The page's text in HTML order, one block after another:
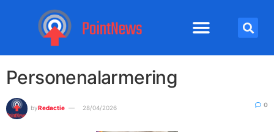
Personenalarmering
byRedactie 28/04/2026 0